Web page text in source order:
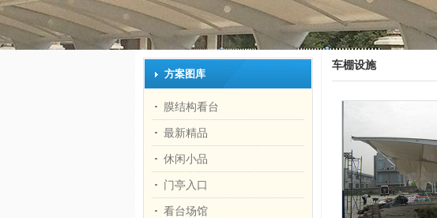
方案图库
膜结构看台
最新精品
休闲小品
门亭入口
看台场馆
车棚设施